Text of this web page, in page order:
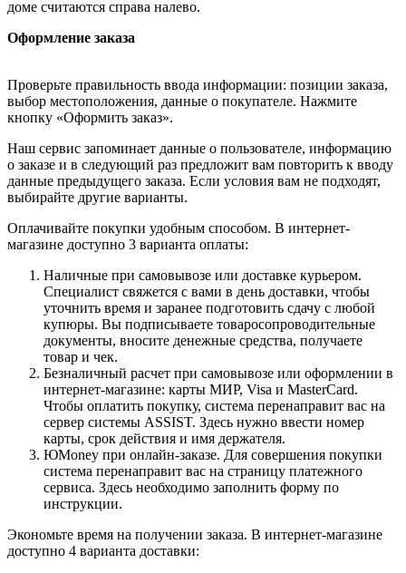
доме считаются справа налево.
Оформление заказа
Проверьте правильность ввода информации: позиции заказа,
выбор местоположения, данные о покупателе. Нажмите
кнопку «Оформить заказ».
Наш сервис запоминает данные о пользователе, информацию
о заказе и в следующий раз предложит вам повторить к вводу
данные предыдущего заказа. Если условия вам не подходят,
выбирайте другие варианты.
Оплачивайте покупки удобным способом. В интернет-
магазине доступно 3 варианта оплаты:
Наличные при самовывозе или доставке курьером.
Специалист свяжется с вами в день доставки, чтобы
уточнить время и заранее подготовить сдачу с любой
купюры. Вы подписываете товаросопроводительные
документы, вносите денежные средства, получаете
товар и чек.
Безналичный расчет при самовывозе или оформлении в
интернет-магазине: карты МИР, Visa и MasterCard.
Чтобы оплатить покупку, система перенаправит вас на
сервер системы ASSIST. Здесь нужно ввести номер
карты, срок действия и имя держателя.
ЮMoney при онлайн-заказе. Для совершения покупки
система перенаправит вас на страницу платежного
сервиса. Здесь необходимо заполнить форму по
инструкции.
Экономьте время на получении заказа. В интернет-магазине
доступно 4 варианта доставки: